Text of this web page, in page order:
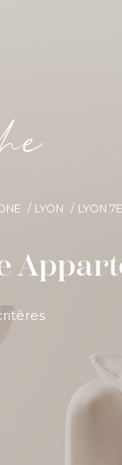
e
LYON LYON